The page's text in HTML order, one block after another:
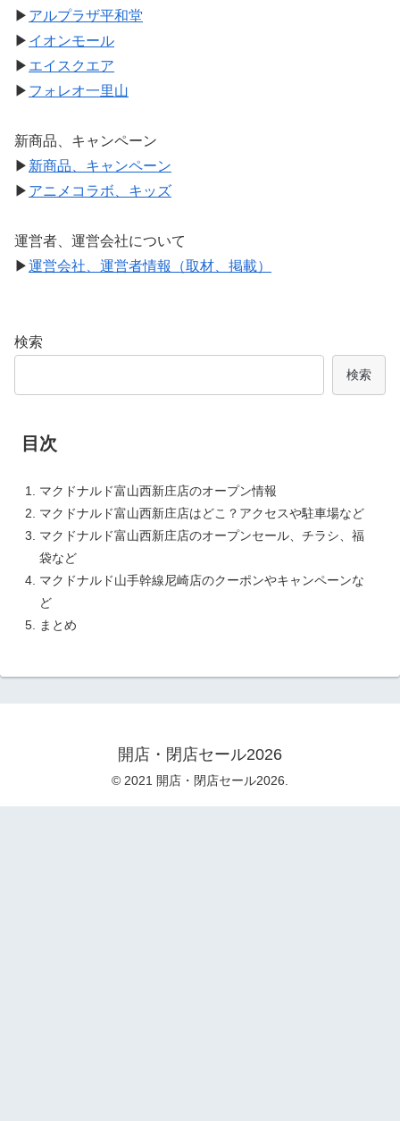
▶ アルプラザ平和堂
▶ イオンモール
▶ エイスクエア
▶ フォレオ一里山
新商品、キャンペーン
▶ 新商品、キャンペーン
▶ アニメコラボ、キッズ
運営者、運営会社について
▶運営会社、運営者情報（取材、掲載）
検索
検索
目次
マクドナルド富山西新庄店のオープン情報
マクドナルド富山西新庄店はどこ？アクセスや駐車場など
マクドナルド富山西新庄店のオープンセール、チラシ、福
袋など
マクドナルド山手幹線尼崎店のクーポンやキャンペーンな
ど
まとめ
開店・閉店セール2026
© 2021 開店・閉店セール2026.